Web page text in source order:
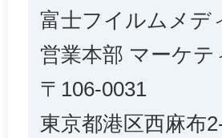
富士フイルムメデ
営業本部 マーケ
〒106-0031
東京都港区西麻布